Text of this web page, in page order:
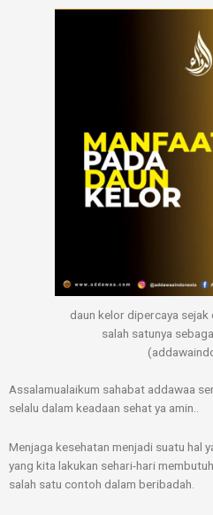
daun kelor dipercaya
salah satunya
Assalamualaikum sahabat addawaa
selalu dalam keadaan sehat ya amin..
Menjaga kesehatan menjadi suatu hal
yang kita lakukan sehari-hari
salah satu contoh dalam beribadah.